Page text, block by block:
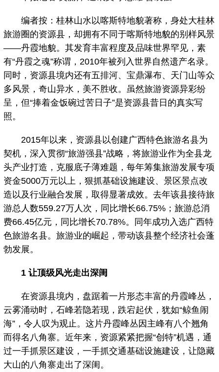
编者按：桂林山水以喀斯特地貌著称，身处大桂林
旅游圈的资源县，却拥有不同于喀斯特地貌的别样风景
——丹霞地貌。其发育丰富程度及品味世界罕见，素
有“丹霞之魂”称谓，2010年被列入世界自然遗产名录。
同时，资源县境内还有五排河、宝鼎瀑布、天门山等众
多风景，奇山异水，美不胜收。虽然旅游资源异彩纷
呈，但“捧着金饭碗过苦日子”是资源县昔日的真实写
照。
2015年以来，资源县以创建广西特色旅游名县为
契机，深入贯彻“旅游强县”战略，将旅游业作为全县龙
头产业打造，克服底子薄难题，每年筹集旅游发展专项
资金5000万元以上，狠抓基础设施建设、景区景点改
造以及行业融合发展，取得显著成效。去年该县接待旅
游总人数559.27万人次，同比增长66.75%；旅游总消
费66.45亿元，同比增长70.78%。同年成功入选广西特
色旅游名县。旅游业的崛起，带动该县整个经济社会蓬
勃发展。
1 让顶级风光走出深闺
在资源县境内，盘踞着一片形态丰富的丹霞峰丛，
云雾涌动时，石峰若隐若现，跌宕起伏，犹如“鲸鱼闹
海”，令人叹为观止。这片丹霞峰丛因主峰有八个翘角
而得名八角寨。近年来，资源紧紧把握“创特”机遇，通
过一手抓景区建设，一手抓交通基础设施建设，让隐藏
大山的八角寨走出了深闺。